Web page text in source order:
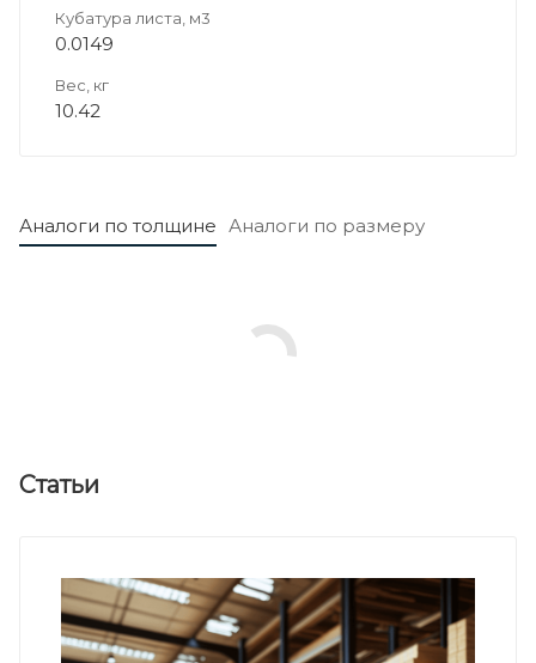
Кубатура листа, м3
0.0149
Вес, кг
10.42
Аналоги по толщине Аналоги по размеру
Статьи